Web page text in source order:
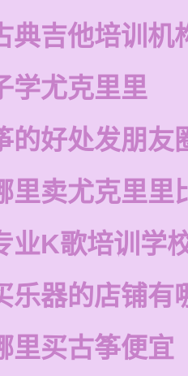
典吉他培训机
学尤克里里
的好处发朋友
里卖尤克里里
业K歌培训学
乐器的店铺有
里买古筝便宜